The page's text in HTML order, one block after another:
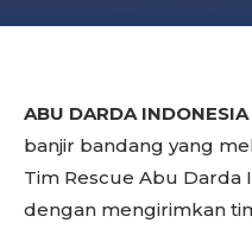
ABU DARDA INDONESIA
banjir bandang yang
Tim Rescue Abu
dengan mengirimkan